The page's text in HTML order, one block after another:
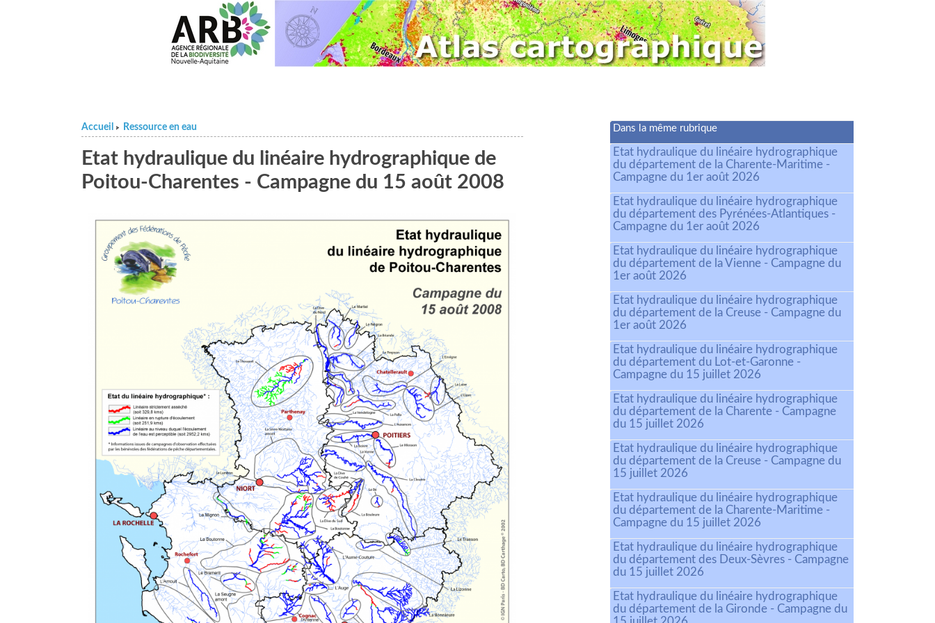
Accueil > Ressource en eau
Etat hydraulique du linéaire hydrographique de
Poitou-Charentes - Campagne du 15 août 2008
Dans la même rubrique
Etat hydraulique du linéaire hydrographique
du département de la Charente-Maritime -
Campagne du 1er août 2026
Etat hydraulique du linéaire hydrographique
du département des Pyrénées-Atlantiques -
Campagne du 1er août 2026
Etat hydraulique du linéaire hydrographique
du département de la Vienne - Campagne du
1er août 2026
Etat hydraulique du linéaire hydrographique
du département de la Creuse - Campagne du
1er août 2026
Etat hydraulique du linéaire hydrographique
du département du Lot-et-Garonne -
Campagne du 15 juillet 2026
Etat hydraulique du linéaire hydrographique
du département de la Charente - Campagne
du 15 juillet 2026
Etat hydraulique du linéaire hydrographique
du département de la Creuse - Campagne du
15 juillet 2026
Etat hydraulique du linéaire hydrographique
du département de la Charente-Maritime -
Campagne du 15 juillet 2026
Etat hydraulique du linéaire hydrographique
du département des Deux-Sèvres - Campagne
du 15 juillet 2026
Etat hydraulique du linéaire hydrographique
du département de la Gironde - Campagne du